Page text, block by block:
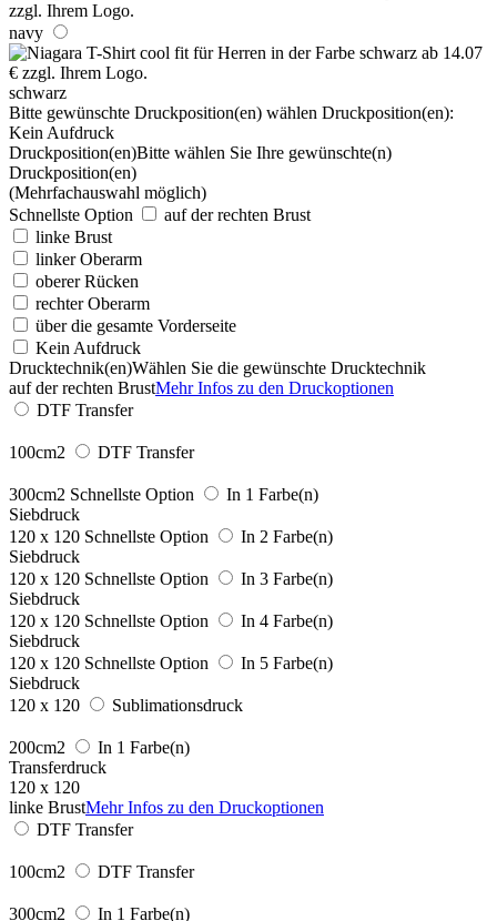
navy
schwarz
Bitte gewünschte Druckposition(en) wählen Druckposition(en):
Kein Aufdruck
Druckposition(en)Bitte wählen Sie Ihre gewünschte(n)
Druckposition(en)
(Mehrfachauswahl möglich)
Schnellste Option
auf der rechten Brust
linke Brust
linker Oberarm
oberer Rücken
rechter Oberarm
über die gesamte Vorderseite
Kein Aufdruck
Drucktechnik(en)Wählen Sie die gewünschte Drucktechnik
auf der rechten BrustMehr Infos zu den Druckoptionen
DTF Transfer
100cm2 DTF Transfer
300cm2 Schnellste Option
In 1 Farbe(n)
Siebdruck
120 x 120 Schnellste Option
In 2 Farbe(n)
Siebdruck
120 x 120 Schnellste Option
In 3 Farbe(n)
Siebdruck
120 x 120 Schnellste Option
In 4 Farbe(n)
Siebdruck
120 x 120 Schnellste Option
In 5 Farbe(n)
Siebdruck
120 x 120
Sublimationsdruck
200cm2
In 1 Farbe(n)
Transferdruck
120 x 120
linke BrustMehr Infos zu den Druckoptionen
DTF Transfer
100cm2 DTF Transfer
300cm2 In 1 Farbe(n)